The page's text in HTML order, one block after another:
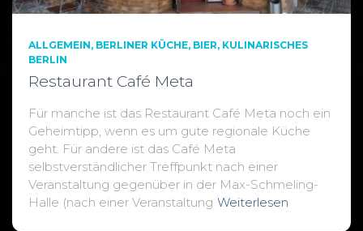
ALLGEMEIN BERLINER KÜCHE BIER KULINARISCHES
BERLIN
Restaurant Café Meta
Für manche ist das Restaurant Café Meta noch ein
Geheimtipp, wenn es um gute regionale Küche
geht. Für andere ist das Café Meta
selbstverständlicher Treffpunkt nach einer
Veranstaltung gegenüber in der Max-Schmeling-
Halle (nach einer Veranstaltung Weiterlesen